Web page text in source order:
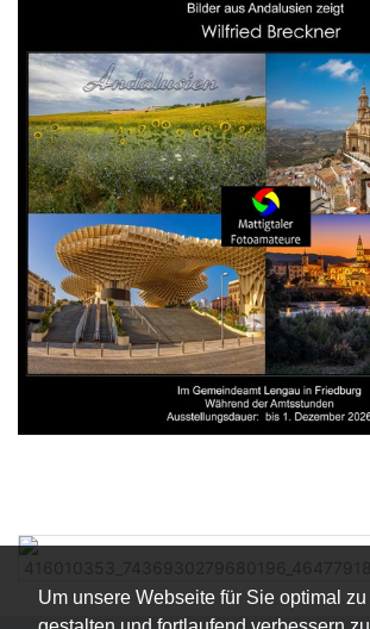
Um unsere Webseite für Sie optimal zu